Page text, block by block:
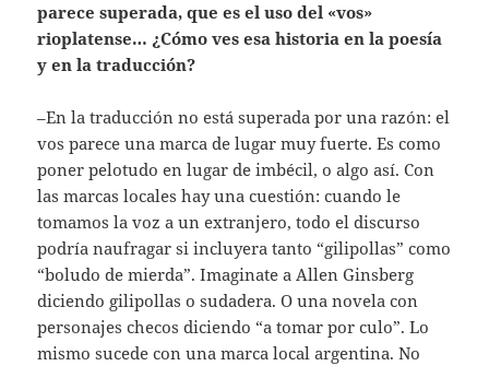
parece superada, que es el uso del «vos»
rioplatense… ¿Cómo ves esa historia en la poesía
y en la traducción?
–En la traducción no está superada por una razón: el
vos parece una marca de lugar muy fuerte. Es como
poner pelotudo en lugar de imbécil, o algo así. Con
las marcas locales hay una cuestión: cuando le
tomamos la voz a un extranjero, todo el discurso
podría naufragar si incluyera tanto “gilipollas” como
“boludo de mierda”. Imaginate a Allen Ginsberg
diciendo gilipollas o sudadera. O una novela con
personajes checos diciendo “a tomar por culo”. Lo
mismo sucede con una marca local argentina. No